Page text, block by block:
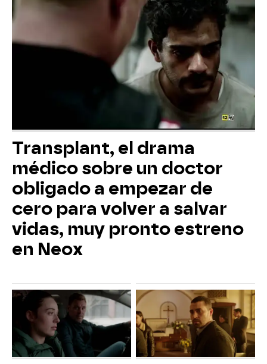
Transplant, el drama
médico sobre un doctor
obligado a empezar de
cero para volver a salvar
vidas, muy pronto estreno
en Neox